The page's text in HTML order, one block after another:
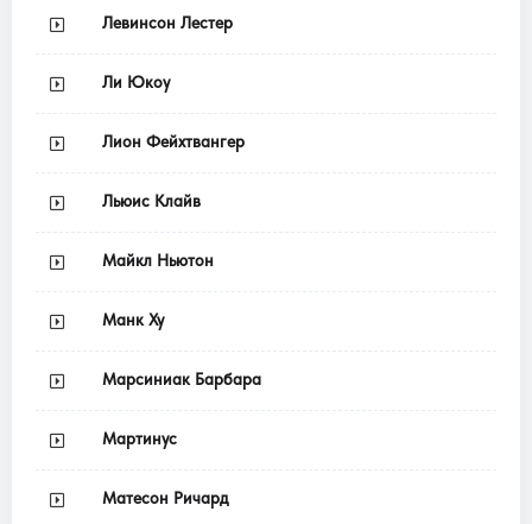
Левинсон Лестер
Ли Юкоу
Лион Фейхтвангер
Льюис Клайв
Майкл Ньютон
Манк Ху
Марсиниак Барбара
Мартинус
Матесон Ричард